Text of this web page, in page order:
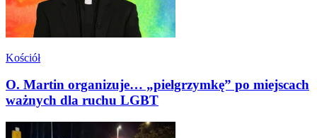
Kościół
O. Martin organizuje… „pielgrzymkę” po miejscach
ważnych dla ruchu LGBT